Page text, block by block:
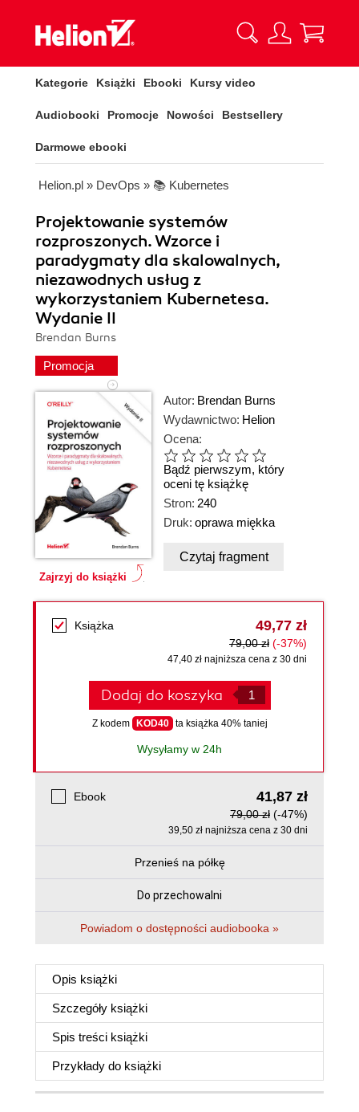
Kategorie Książki Ebooki Kursy video
Audiobooki Promocje Nowości Bestsellery
Darmowe ebooki
Helion.pl » DevOps » 📚 Kubernetes
Projektowanie systemów
rozproszonych. Wzorce i
paradygmaty dla skalowalnych,
niezawodnych usług z
wykorzystaniem Kubernetesa.
Wydanie II
Brendan Burns
Promocja
Zajrzyj do książki
Autor: Brendan Burns
Wydawnictwo: Helion
Ocena:
Bądź pierwszym, który
oceni tę książkę
Stron: 240
Druk: oprawa miękka
Czytaj fragment
Książka 49,77 zł
79,00 zł (-37%)
47,40 zł najniższa cena z 30 dni
Dodaj do koszyka
Z kodem KOD40 ta książka 40% taniej
Wysyłamy w 24h
Ebook 41,87 zł
79,00 zł (-47%)
39,50 zł najniższa cena z 30 dni
Przenieś na półkę
Do przechowalni
Powiadom o dostępności audiobooka »
Opis książki
Szczegóły książki
Spis treści książki
Przykłady do książki